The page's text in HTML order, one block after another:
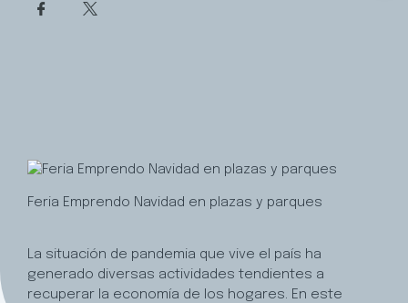
Feria Emprendo Navidad en plazas y parques
La situación de pandemia que vive el país ha
generado diversas actividades tendientes a
recuperar la economía de los hogares. En este